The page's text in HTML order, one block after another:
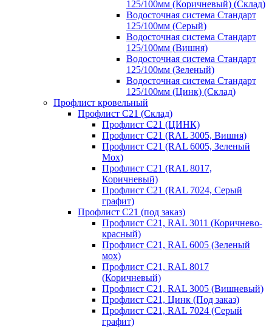
125/100мм (Коричневый) (Склад)
Водосточная система Стандарт
125/100мм (Серый)
Водосточная система Стандарт
125/100мм (Вишня)
Водосточная система Стандарт
125/100мм (Зеленый)
Водосточная система Стандарт
125/100мм (Цинк) (Склад)
Профлист кровельный
Профлист С21 (Склад)
Профлист С21 (ЦИНК)
Профлист С21 (RAL 3005, Вишня)
Профлист С21 (RAL 6005, Зеленый
Мох)
Профлист С21 (RAL 8017,
Коричневый)
Профлист С21 (RAL 7024, Серый
графит)
Профлист С21 (под заказ)
Профлист С21, RAL 3011 (Коричнево-
красный)
Профлист С21, RAL 6005 (Зеленый
мох)
Профлист С21, RAL 8017
(Коричневый)
Профлист С21, RAL 3005 (Вишневый)
Профлист С21, Цинк (Под заказ)
Профлист С21, RAL 7024 (Серый
графит)